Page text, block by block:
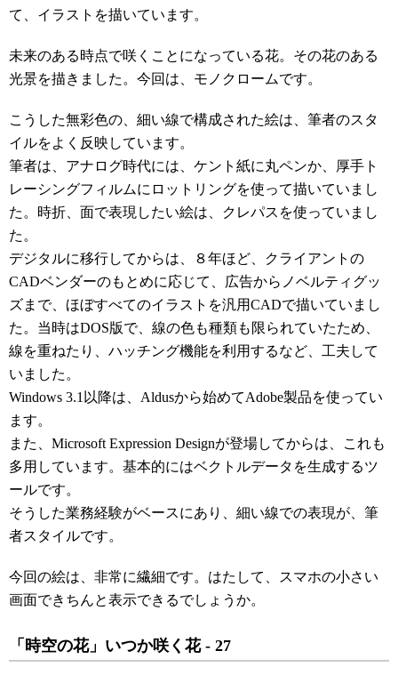
て、イラストを描いています。
未来のある時点で咲くことになっている花。その花のある
光景を描きました。今回は、モノクロームです。
こうした無彩色の、細い線で構成された絵は、筆者のスタ
イルをよく反映しています。
筆者は、アナログ時代には、ケント紙に丸ペンか、厚手ト
レーシングフィルムにロットリングを使って描いていまし
た。時折、面で表現したい絵は、クレパスを使っていまし
た。
デジタルに移行してからは、８年ほど、クライアントの
CADベンダーのもとめに応じて、広告からノベルティグッ
ズまで、ほぼすべてのイラストを汎用CADで描いていまし
た。当時はDOS版で、線の色も種類も限られていたため、
線を重ねたり、ハッチング機能を利用するなど、工夫して
いました。
Windows 3.1以降は、Aldusから始めてAdobe製品を使ってい
ます。
また、Microsoft Expression Designが登場してからは、これも
多用しています。基本的にはベクトルデータを生成するツ
ールです。
そうした業務経験がベースにあり、細い線での表現が、筆
者スタイルです。
今回の絵は、非常に繊細です。はたして、スマホの小さい
画面できちんと表示できるでしょうか。
「時空の花」いつか咲く花 - 27